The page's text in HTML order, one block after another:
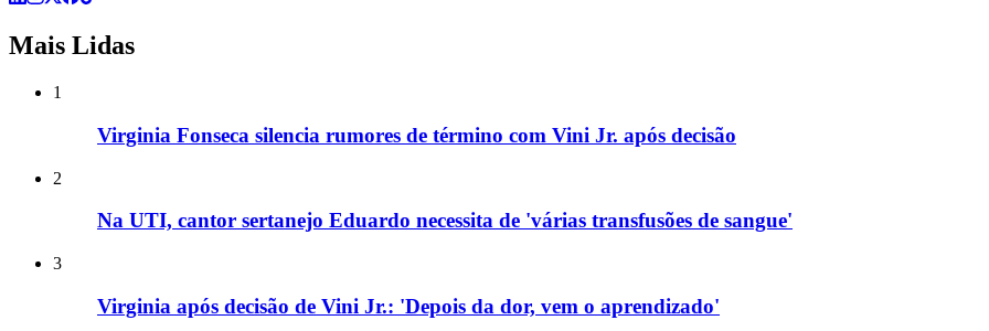
Mais Lidas
1
Virginia Fonseca silencia rumores de término com Vini Jr. após decisão
2
Na UTI, cantor sertanejo Eduardo necessita de 'várias transfusões de sangue'
3
Virginia após decisão de Vini Jr.: 'Depois da dor, vem o aprendizado'